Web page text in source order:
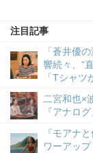
注目記事
「蒼井優
響続々、“
「Tシャ
二宮和也×
『アナロ
『モアナ
ワーアッ